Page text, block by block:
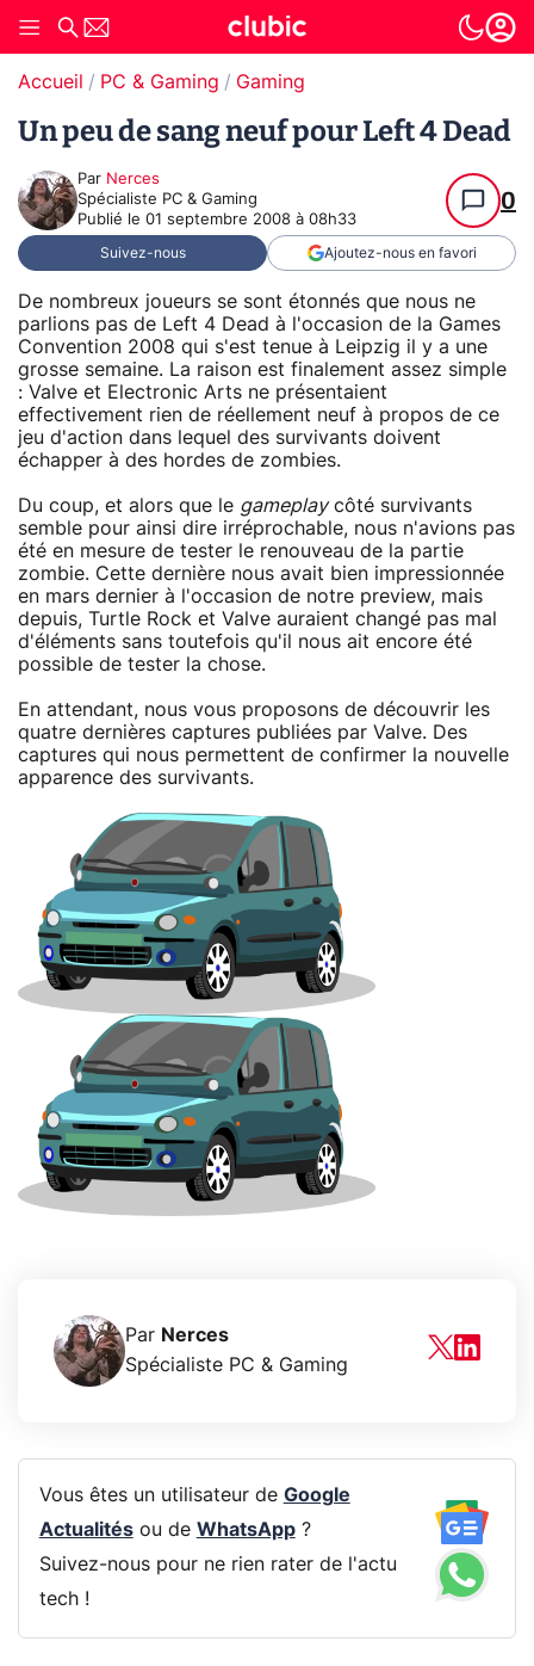
Accueil PC & Gaming Gaming
Un peu de sang neuf pour Left 4 Dead
Par Nerces
Spécialiste PC & Gaming
Publié le 01 septembre 2008 à 08h33
0
Suivez-nous Ajoutez-nous en favori
De nombreux joueurs se sont étonnés que nous ne
parlions pas de Left 4 Dead à l'occasion de la Games
Convention 2008 qui s'est tenue à Leipzig il y a une
grosse semaine. La raison est finalement assez simple
: Valve et Electronic Arts ne présentaient
effectivement rien de réellement neuf à propos de ce
jeu d'action dans lequel des survivants doivent
échapper à des hordes de zombies.
Du coup, et alors que le gameplaycôté survivants
semble pour ainsi dire irréprochable, nous n'avions pas
été en mesure de tester le renouveau de la partie
zombie. Cette dernière nous avait bien impressionnée
en mars dernier à l'occasion de notre preview, mais
depuis, Turtle Rock et Valve auraient changé pas mal
d'éléments sans toutefois qu'il nous ait encore été
possible de tester la chose.
En attendant, nous vous proposons de découvrir les
quatre dernières captures publiées par Valve. Des
captures qui nous permettent de confirmer la nouvelle
apparence des survivants.
Par Nerces
Spécialiste PC & Gaming
Vous êtes un utilisateur de Google
Actualitésou de WhatsApp?
Suivez-nous pour ne rien rater de l'actu
tech !